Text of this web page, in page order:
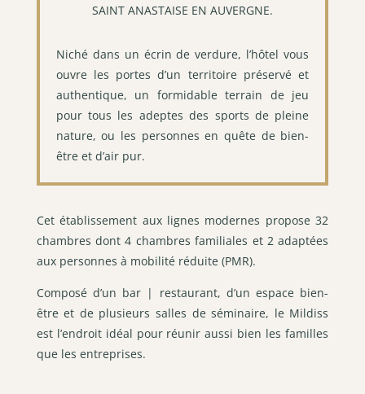
SAINT ANASTAISE EN AUVERGNE.
Niché dans un écrin de verdure, l’hôtel vous
ouvre les portes d’un territoire préservé et
authentique, un formidable terrain de jeu
pour tous les adeptes des sports de pleine
nature, ou les personnes en quête de bien-
être et d’air pur.
Cet établissement aux lignes modernes propose 32
chambres dont 4 chambres familiales et 2 adaptées
aux personnes à mobilité réduite (PMR).
Composé d’un bar | restaurant, d’un espace bien-
être et de plusieurs salles de séminaire, le Mildiss
est l’endroit idéal pour réunir aussi bien les familles
que les entreprises.